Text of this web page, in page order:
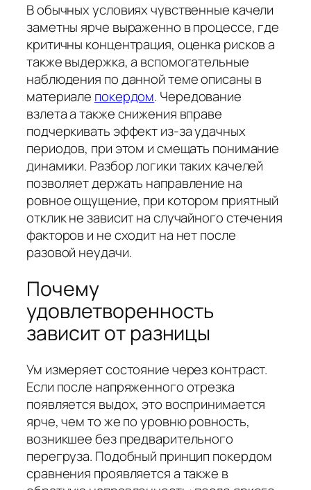
В обычных условиях чувственные качели
заметны ярче выраженно в процессе, где
критичны концентрация, оценка рисков а
также выдержка, а вспомогательные
наблюдения по данной теме описаны в
материале покердом. Чередование
взлета а также снижения вправе
подчеркивать эффект из-за удачных
периодов, при этом и смещать понимание
динамики. Разбор логики таких качелей
позволяет держать направление на
ровное ощущение, при котором приятный
отклик не зависит на случайного стечения
факторов и не сходит на нет после
разовой неудачи.
Почему
удовлетворенность
зависит от разницы
Ум измеряет состояние через контраст.
Если после напряженного отрезка
появляется выдох, это воспринимается
ярче, чем то же по уровню ровность,
возникшее без предварительного
перегруза. Подобный принцип покердом
сравнения проявляется а также в